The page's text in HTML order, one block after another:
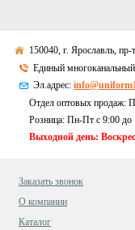
150040, г. Ярославль,
Единый
Эл.адрес:
Отдел оптовых продаж:
Розница: Пн-Пт с 9:00
Выходной день:
Заказать звонок
О компании
Каталог